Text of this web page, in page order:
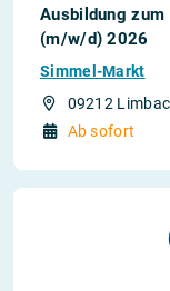
Ausbildung zum
(m/w/d) 2026
Simmel-Markt
09212
Ab sofort